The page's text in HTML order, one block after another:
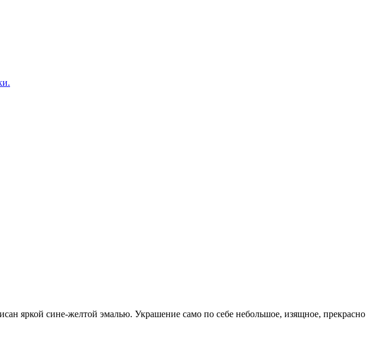
яркой сине-желтой эмалью. Украшение само по себе небольшое, изящное, прекрасно